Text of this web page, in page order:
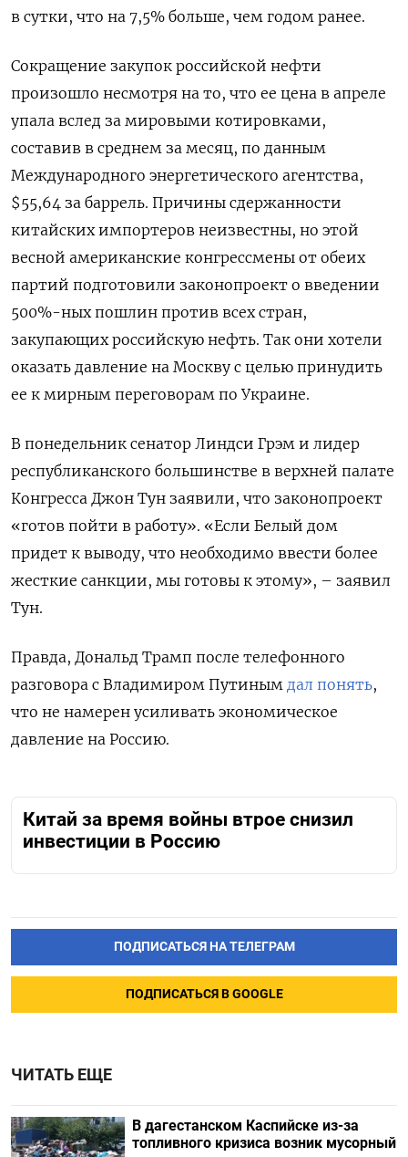
в сутки, что на 7,5% больше, чем годом ранее.
Сокращение закупок российской нефти
произошло несмотря на то, что ее цена в апреле
упала вслед за мировыми котировками,
составив в среднем за месяц, по данным
Международного энергетического агентства,
$55,64 за баррель. Причины сдержанности
китайских импортеров неизвестны, но этой
весной американские конгрессмены от обеих
партий подготовили законопроект о введении
500%-ных пошлин против всех стран,
закупающих российскую нефть. Так они хотели
оказать давление на Москву с целью принудить
ее к мирным переговорам по Украине.
В понедельник сенатор Линдси Грэм и лидер
республиканского большинстве в верхней палате
Конгресса Джон Тун заявили, что законопроект
«готов пойти в работу». «Если Белый дом
придет к выводу, что необходимо ввести более
жесткие санкции, мы готовы к этому», – заявил
Тун.
Правда, Дональд Трамп после телефонного
разговора с Владимиром Путиным дал понять,
что не намерен усиливать экономическое
давление на Россию.
Китай за время войны втрое снизил
инвестиции в Россию
ПОДПИСАТЬСЯ НА ТЕЛЕГРАМ
ПОДПИСАТЬСЯ В GOOGLE
ЧИТАТЬ ЕЩЕ
В дагестанском Каспийске из-за
топливного кризиса возник мусорный